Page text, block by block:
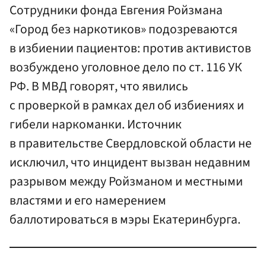
Сотрудники фонда Евгения Ройзмана
«Город без наркотиков» подозреваются
в избиении пациентов: против активистов
возбуждено уголовное дело по ст. 116 УК
РФ. В МВД говорят, что явились
с проверкой в рамках дел об избиениях и
гибели наркоманки. Источник
в правительстве Свердловской области не
исключил, что инцидент вызван недавним
разрывом между Ройзманом и местными
властями и его намерением
баллотироваться в мэры Екатеринбурга.